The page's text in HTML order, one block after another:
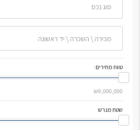
סוג נכס
מכירה \ השכרה \ יד ראשונה
טווח מחירים:
שטח מגרש